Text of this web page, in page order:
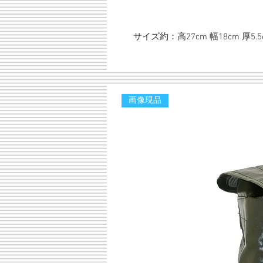
サイズ約：高27cm 幅18cm 厚
画像現品